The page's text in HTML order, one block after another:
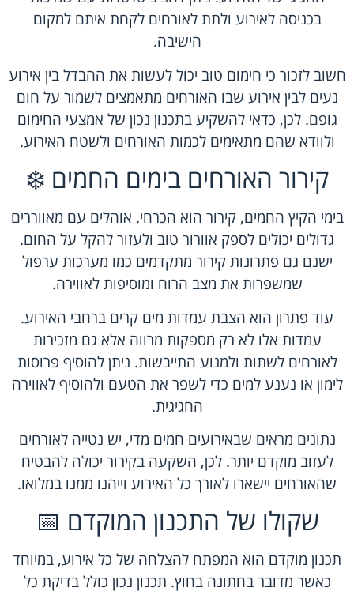
בכניסה לאירוע ולתת לאורחים לקחת איתם למקום
הישיבה.
חשוב לזכור כי חימום טוב יכול לעשות את ההבדל בין אירוע
נעים לבין אירוע שבו האורחים מתאמצים לשמור על חום
גופם. לכן, כדאי להשקיע בתכנון נכון של אמצעי החימום
ולוודא שהם מתאימים לכמות האורחים ולשטח האירוע.
קירור האורחים בימים החמים ❄️
בימי הקיץ החמים, קירור הוא הכרחי. אוהלים עם מאווררים
גדולים יכולים לספק אוורור טוב ולעזור להקל על החום.
ישנם גם פתרונות קירור מתקדמים כמו מערכות ערפול
שמשפרות את מצב הרוח ומוסיפות לאווירה.
עוד פתרון הוא הצבת עמדות מים קרים ברחבי האירוע.
עמדות אלו לא רק מספקות מרווה אלא גם מזכירות
לאורחים לשתות ולמנוע התייבשות. ניתן להוסיף פרוסות
לימון או נענע למים כדי לשפר את הטעם ולהוסיף לאווירה
החגיגית.
נתונים מראים שבאירועים חמים מדי, יש נטייה לאורחים
לעזוב מוקדם יותר. לכן, השקעה בקירור יכולה להבטיח
שהאורחים יישארו לאורך כל האירוע וייהנו ממנו במלואו.
שקולו של התכנון המוקדם 📅
תכנון מוקדם הוא המפתח להצלחה של כל אירוע, במיוחד
כאשר מדובר בחתונה בחוץ. תכנון נכון כולל בדיקת כל